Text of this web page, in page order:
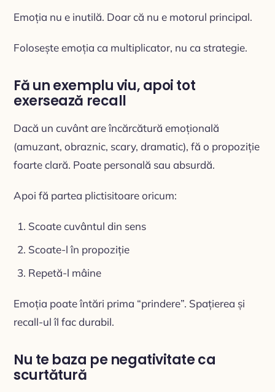
Emoția nu e inutilă. Doar că nu e motorul principal.
Folosește emoția ca multiplicator, nu ca strategie.
Fă un exemplu viu, apoi tot
exersează recall
Dacă un cuvânt are încărcătură emoțională
(amuzant, obraznic, scary, dramatic), fă o propoziție
foarte clară. Poate personală sau absurdă.
Apoi fă partea plictisitoare oricum:
Scoate cuvântul din sens
Scoate-l în propoziție
Repetă-l mâine
Emoția poate întări prima “prindere”. Spațierea și
recall-ul îl fac durabil.
Nu te baza pe negativitate ca
scurtătură